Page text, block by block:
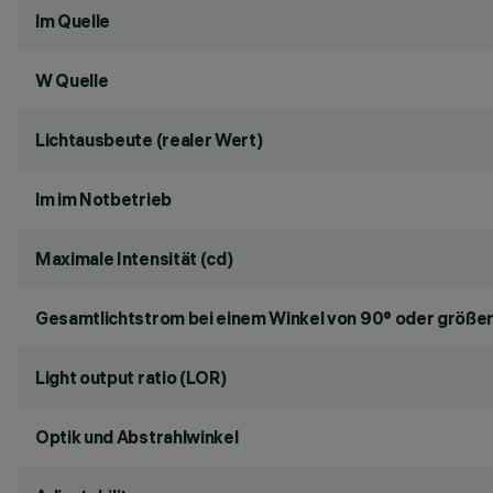
lm Quelle
W Quelle
Lichtausbeute (realer Wert)
lm im Notbetrieb
Maximale Intensität (cd)
Gesamtlichtstrom bei einem Winkel von 90° oder
Light output ratio (LOR)
Optik und Abstrahlwinkel